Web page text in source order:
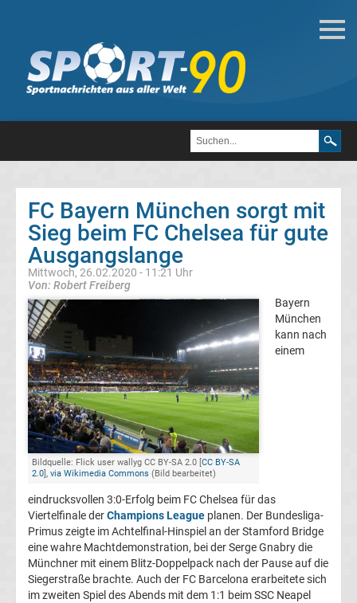
Fußball
Bundesliga
3.
Liga
DFB-
Pokal
Champions
League
Europa
League
Europa
Conference
FC Bayern München sorgt mit
Sieg beim FC Chelsea für gute
Ausgangslange
Mittwoch, 26.02.2020 - 11:21 Uhr
Von: Robert Freiberg
Bildquelle: Flick user wallyg CC BY-SA 2.0 [CC BY-SA
2.0], via Wikimedia Commons (Bild bearbeitet)
Bayern
München
kann nach
einem
eindrucksvollen 3:0-Erfolg beim FC Chelsea für das
Viertelfinale derChampions League planen. Der Bundesliga-
Primus zeigte im Achtelfinal-Hinspiel an der Stamford Bridge
eine wahre Machtdemonstration, bei der Serge Gnabry die
Münchner mit einem Blitz-Doppelpack nach der Pause auf die
Siegerstraße brachte. Auch der FC Barcelona erarbeitete sich
im zweiten Spiel des Abends mit dem 1:1 beim SSC Neapel